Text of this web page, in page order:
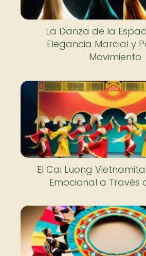
La Danza de la
Elegancia Marcial y
Movimiento
El Cai Luong
Emocional a Través